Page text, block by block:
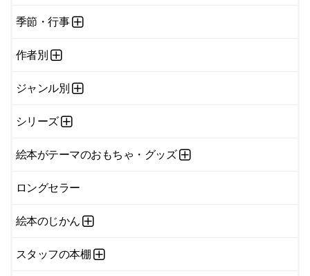
季節・行事
作者別
ジャンル別
シリーズ
絵本がテーマのおもちゃ・グッズ
ロングセラー
絵本のじかん
スタッフの本棚